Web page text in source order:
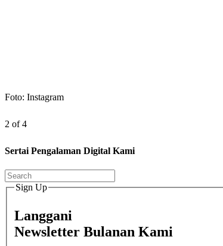
Foto: Instagram
2 of 4
Sertai Pengalaman Digital Kami
Sign Up
Langgani
Newsletter Bulanan Kami